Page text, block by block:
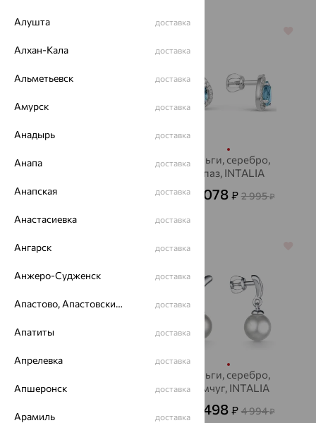
Серьги, серебро,
от 817
Серьги, серебро,
топаз, INTALIA
от 1 078 ₽ 2 995₽
70%
фианит, INTALIA
70%
Серьги, серебро,
жемчуг, INTALIA
1 498 ₽ 4 994₽
Алушта доставка
Алхан-Кала доставка
Альметьевск доставка
Амурск доставка
Анадырь доставка
Анапа доставка
Анапская доставка
Анастасиевка доставка
Ангарск доставка
Анжеро-Судженск доставка
Апастово, Апастовский район доставка
Апатиты доставка
Апрелевка доставка
Апшеронск доставка
Арамиль доставка